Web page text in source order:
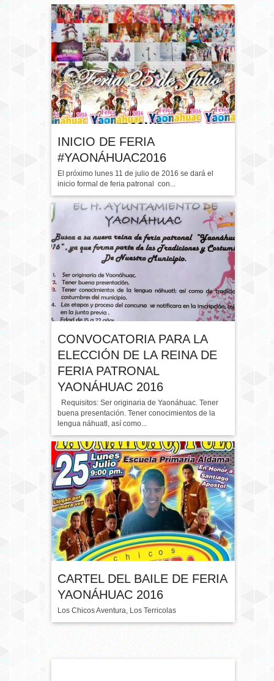
CONVOCATORIA
INICIO DE FERIA
#YAONÁHUAC2016
El próximo lunes 11 de julio de 2016 se dará el
inicio formal de feria patronal con...
CONVOCATORIA PARA LA
ELECCIÓN DE LA REINA DE
FERIA PATRONAL
YAONÁHUAC 2016
Requisitos: Ser originaria de Yaonáhuac. Tener
buena presentación. Tener conocimientos de la
lengua náhuatl, así como...
CARTEL DEL BAILE DE FERIA
YAONÁHUAC 2016
Los Chicos Aventura, Los Terricolas